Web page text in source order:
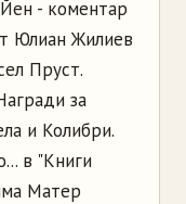
- коментар
Юлиан Жилиев
Пруст.
за
и Колибри.
в "Книги
Матер